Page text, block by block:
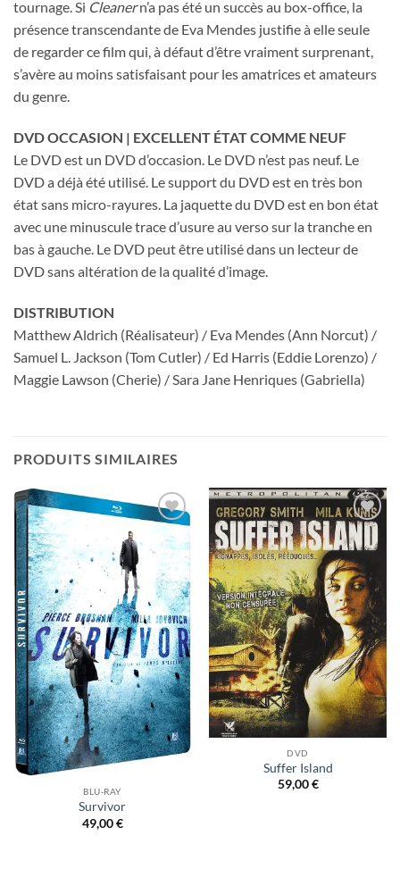
tournage. Si Cleanern’a pas été un succès au box-office, la
présence transcendante de Eva Mendes justifie à elle seule
de regarder ce film qui, à défaut d’être vraiment surprenant,
s’avère au moins satisfaisant pour les amatrices et amateurs
du genre.
DVD OCCASION | EXCELLENT ÉTAT COMME NEUF
Le DVD est un DVD d’occasion. Le DVD n’est pas neuf. Le
DVD a déjà été utilisé. Le support du DVD est en très bon
état sans micro-rayures. La jaquette du DVD est en bon état
avec une minuscule trace d’usure au verso sur la tranche en
bas à gauche. Le DVD peut être utilisé dans un lecteur de
DVD sans altération de la qualité d’image.
DISTRIBUTION
Matthew Aldrich (Réalisateur) / Eva Mendes (Ann Norcut) /
Samuel L. Jackson (Tom Cutler) / Ed Harris (Eddie Lorenzo) /
Maggie Lawson (Cherie) / Sara Jane Henriques (Gabriella)
PRODUITS SIMILAIRES
à ma
liste
BLU-RAY
Survivor
49,00€
Ajouter
à ma
d’envies
DVD
Suffer Island
59,00€